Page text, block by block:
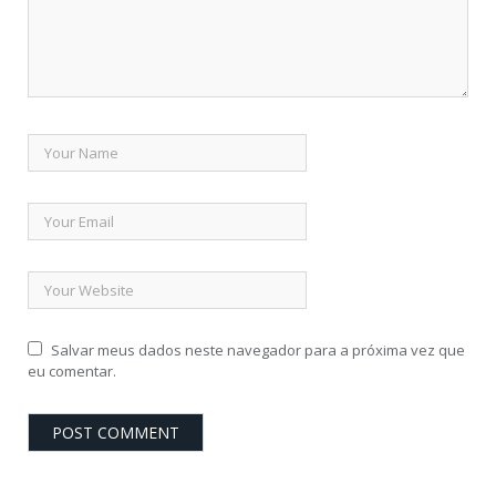
Salvar meus dados neste navegador para a próxima vez que
eu comentar.